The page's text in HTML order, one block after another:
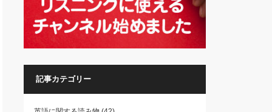
記事カテゴリー